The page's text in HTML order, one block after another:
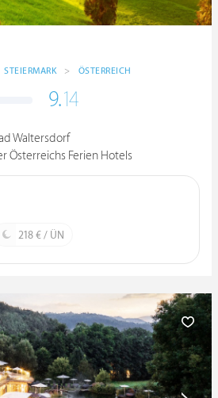
STEIERMARK > ÖSTERREICH
9.14
Waltersdorf
Österreichs Ferien Hotels
218 € / ÜN